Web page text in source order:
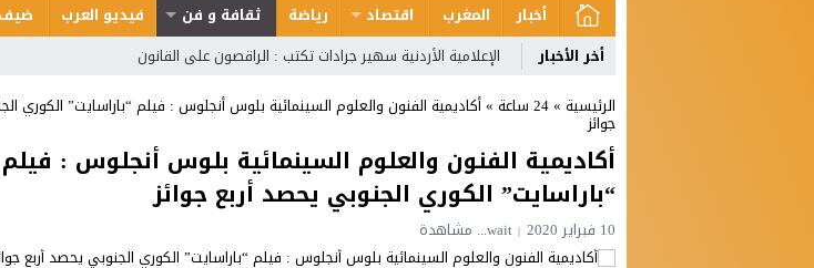
أخبار المغرب اقتصاد رياضة ثقافة و فن فيديو العرب ضيف
أخر الأخبار
الإعلامية الأردنية سهير جرادات تكتب : الراقصون على القانون
الرئيسية »24 ساعة »أكاديمية الفنون والعلوم السينمائية بلوس أنجلوس : فيلم “باراسايت” الكوري
جوائز
أكاديمية الفنون والعلوم السينمائية بلوس أنجلوس : فيلم
“باراسايت” الكوري الجنوبي يحصد أربع جوائز
10 فبراير 2020 wait... مشاهدة